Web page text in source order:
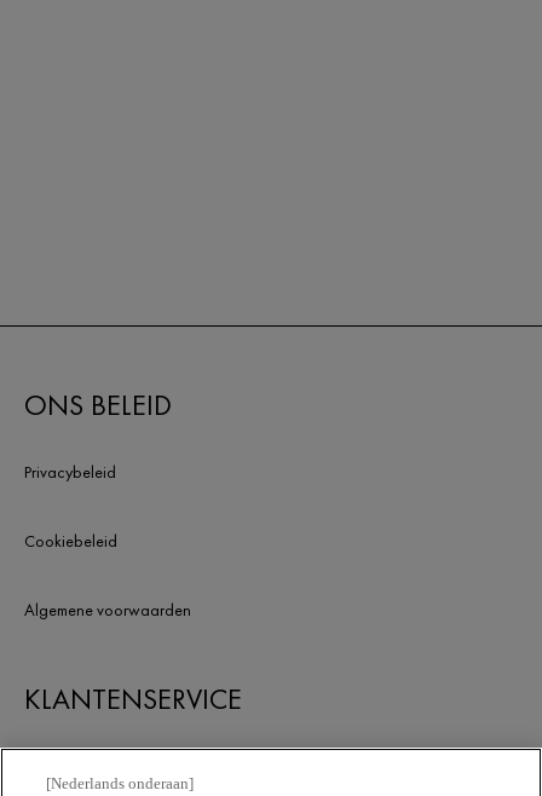
ONS BELEID
Privacybeleid
Cookiebeleid
Algemene voorwaarden
KLANTENSERVICE
[Nederlands onderaan]